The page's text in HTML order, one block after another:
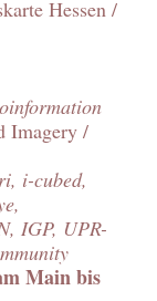
Hessen /
Imagery /
i-cubed,
IGP, UPR-
Main bis